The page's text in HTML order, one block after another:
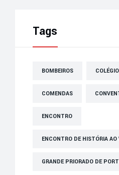
Tags
BOMBEIROS
COMENDAS
ENCONTRO
ENCONTRO DE HISTÓRIA AO
GRANDE PRIORADO DE